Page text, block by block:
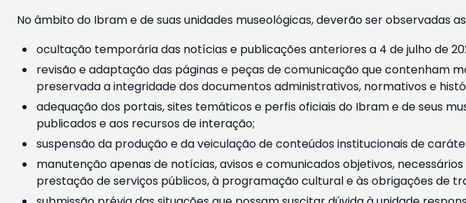
No âmbito do Ibram e de suas unidades museológicas, deverão ser observadas
ocultação temporária das notícias e publicações anteriores a 4 de julho de
revisão e adaptação das páginas e peças de comunicação que contenham
preservada a integridade dos documentos administrativos, normativos e
adequação dos portais, sites temáticos e perfis oficiais do Ibram e de seus
publicados e aos recursos de interação;
suspensão da produção e da veiculação de conteúdos institucionais de
manutenção apenas de notícias, avisos e comunicados objetivos,
prestação de serviços públicos, à programação cultural e às obrigações de